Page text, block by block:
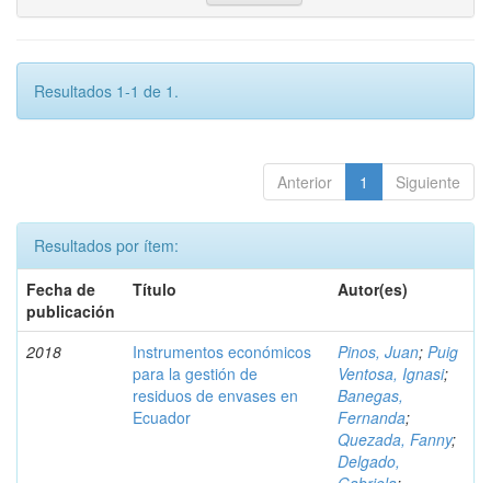
Resultados 1-1 de 1.
Anterior 1 Siguiente
Resultados por ítem:
Fecha de
publicación
Título Autor(es)
2018
Instrumentos económicos
para la gestión de
residuos de envases en
Ecuador
Pinos, Juan; Puig
Ventosa, Ignasi;
Banegas,
Fernanda;
Quezada, Fanny;
Delgado,